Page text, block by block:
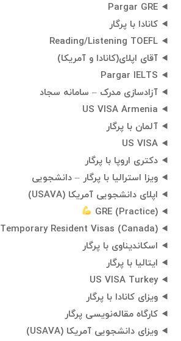
Pargar GRE
کانادا با پرگار
Reading/Listening TOEFL
آقای اپلای(کانادا و آمریکا)
Pargar IELTS
آزادسازی مدرک – سامانه سجاد
US VISA Armenia
آلمان با پرگار
US VISA
دکتری اروپا با پرگار
ویزا استرالیا با پرگار – دانشجویی
اپلای دانشجویی آمریکا (USAVA)
GRE (Practice)
Temporary Resident Visas (Canada)
اسکاندیناوی با پرگار
ایتالیا با پرگار
US VISA Turkey
ویزای کانادا با پرگار
کارگاه مقاله‌نویسی پرگار
ویزای دانشجویی آمریکا (USAVA)